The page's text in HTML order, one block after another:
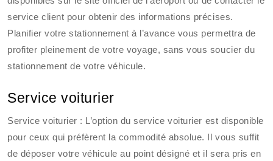
service client pour obtenir des informations précises.
Planifier votre stationnement à l’avance vous permettra de
profiter pleinement de votre voyage, sans vous soucier du
stationnement de votre véhicule.
Service voiturier
Service voiturier : L’option du service voiturier est disponible
pour ceux qui préfèrent la commodité absolue. Il vous suffit
de déposer votre véhicule au point désigné et il sera pris en